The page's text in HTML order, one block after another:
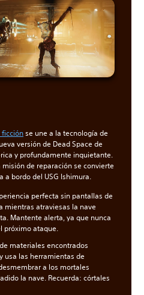
ficciónse une a la tecnología de
versión de Dead Space de
y profundamente inquietante.
misión de reparación se convierte
a bordo del USG Ishimura.
perfecta sin pantallas de
mientras atraviesas la nave
Mantente alerta, ya que nunca
próximo ataque.
materiales encontrados
usa las herramientas de
a los mortales
la nave. Recuerda: córtales